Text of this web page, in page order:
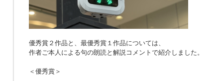
優秀賞２作品と、最優秀賞１作品については、
作者ご本人による句の朗読と解説コメントで紹介しました。
＜優秀賞＞